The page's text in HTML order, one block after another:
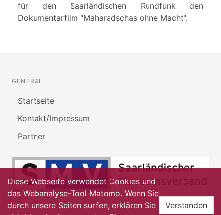
für den Saarländischen Rundfunk den
Dokumentarfilm "Maharadschas ohne Macht".
GENERAL
Startseite
Kontakt/Impressum
Partner
Diese Webseite verwendet Cookies und
das Webanalyse-Tool Matomo. Wenn Sie
durch unsere Seiten surfen, erklären Sie
Verstanden